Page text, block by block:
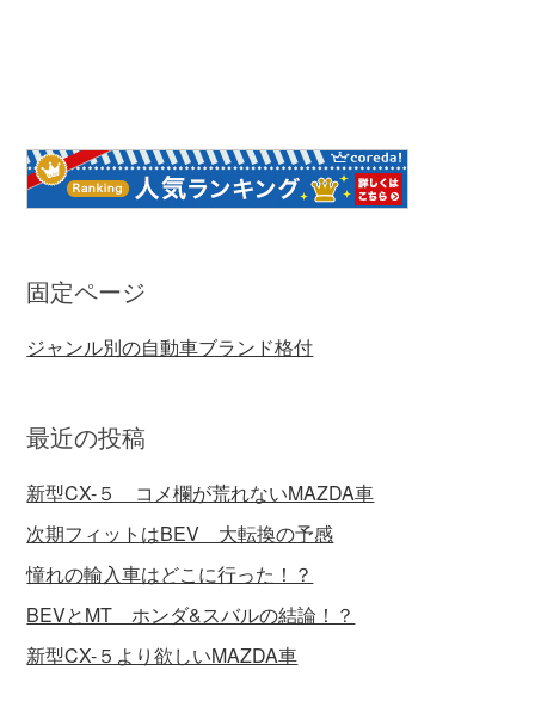
固定ページ
ジャンル別の自動車ブランド格付
最近の投稿
新型CX-５ コメ欄が荒れないMAZDA車
次期フィットはBEV 大転換の予感
憧れの輸入車はどこに行った！？
BEVとMT ホンダ&スバルの結論！？
新型CX-５より欲しいMAZDA車